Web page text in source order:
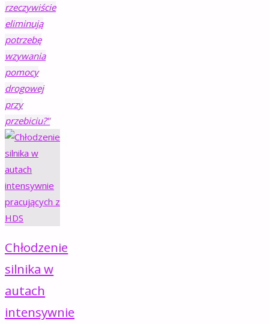
rzeczywiście
eliminują
potrzebę
wzywania
pomocy
drogowej
przy
przebiciu?"
Chłodzenie
silnika w
autach
intensywnie